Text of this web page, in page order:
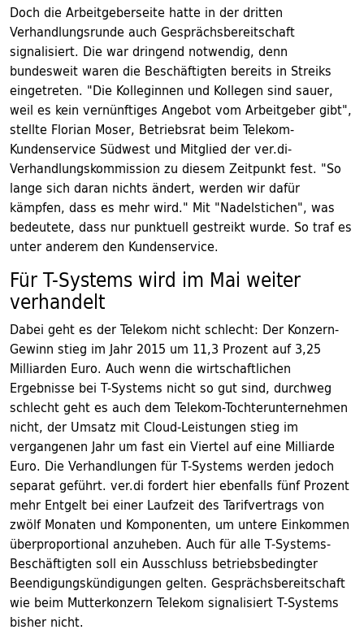
Doch die Arbeitgeberseite hatte in der dritten
Verhandlungsrunde auch Gesprächsbereitschaft
signalisiert. Die war dringend notwendig, denn
bundesweit waren die Beschäftigten bereits in Streiks
eingetreten. "Die Kolleginnen und Kollegen sind sauer,
weil es kein vernünftiges Angebot vom Arbeitgeber gibt",
stellte Florian Moser, Betriebsrat beim Telekom-
Kundenservice Südwest und Mitglied der ver.di-
Verhandlungskommission zu diesem Zeitpunkt fest. "So
lange sich daran nichts ändert, werden wir dafür
kämpfen, dass es mehr wird." Mit "Nadelstichen", was
bedeutete, dass nur punktuell gestreikt wurde. So traf es
unter anderem den Kundenservice.
Für T-Systems wird im Mai weiter
verhandelt
Dabei geht es der Telekom nicht schlecht: Der Konzern-
Gewinn stieg im Jahr 2015 um 11,3 Prozent auf 3,25
Milliarden Euro. Auch wenn die wirtschaftlichen
Ergebnisse bei T-Systems nicht so gut sind, durchweg
schlecht geht es auch dem Telekom-Tochterunternehmen
nicht, der Umsatz mit Cloud-Leistungen stieg im
vergangenen Jahr um fast ein Viertel auf eine Milliarde
Euro. Die Verhandlungen für T-Systems werden jedoch
separat geführt. ver.di fordert hier ebenfalls fünf Prozent
mehr Entgelt bei einer Laufzeit des Tarifvertrags von
zwölf Monaten und Komponenten, um untere Einkommen
überproportional anzuheben. Auch für alle T-Systems-
Beschäftigten soll ein Ausschluss betriebsbedingter
Beendigungskündigungen gelten. Gesprächsbereitschaft
wie beim Mutterkonzern Telekom signalisiert T-Systems
bisher nicht.